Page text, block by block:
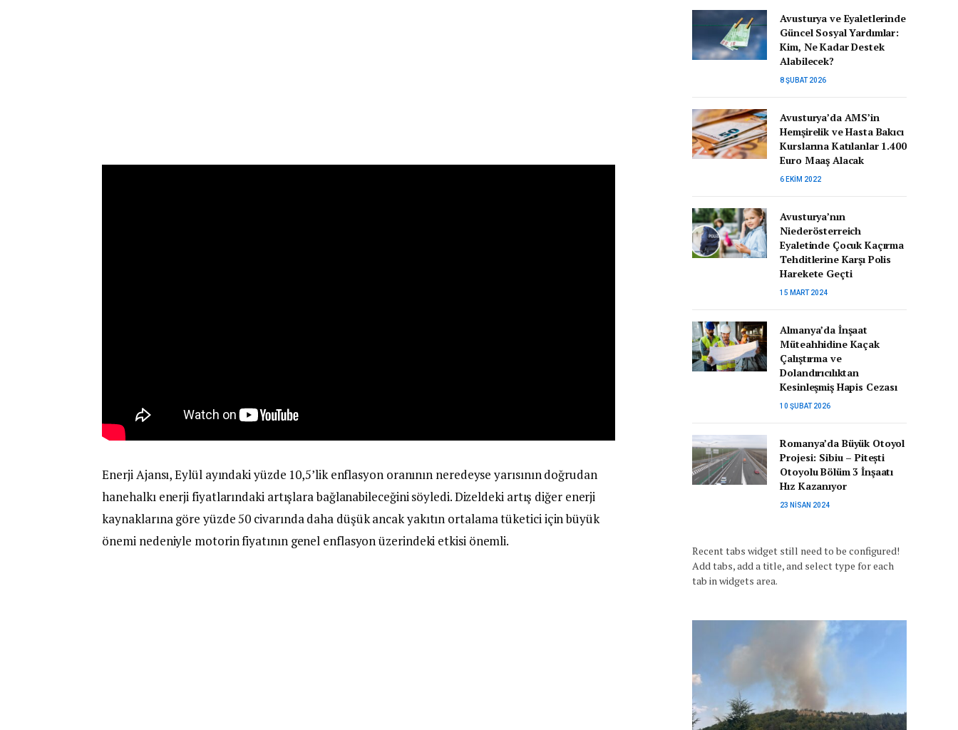
Enerji Ajansı, Eylül ayındaki yüzde 10,5’lik enflasyon oranının neredeyse yarısının doğrudan
hanehalkı enerji fiyatlarındaki artışlara bağlanabileceğini söyledi. Dizeldeki artış diğer enerji
kaynaklarına göre yüzde 50 civarında daha düşük ancak yakıtın ortalama tüketici için büyük
önemi nedeniyle motorin fiyatının genel enflasyon üzerindeki etkisi önemli.
Avusturya ve Eyaletlerinde
Güncel Sosyal Yardımlar:
Kim, Ne Kadar Destek
Alabilecek?
8 ŞUBAT 2026
Avusturya’da AMS’in
Hemşirelik ve Hasta Bakıcı
Kurslarına Katılanlar 1.400
Euro Maaş Alacak
6 EKIM 2022
Avusturya’nın
Niederösterreich
Eyaletinde Çocuk Kaçırma
Tehditlerine Karşı Polis
Harekete Geçti
15 MART 2024
Almanya’da İnşaat
Müteahhidine Kaçak
Çalıştırma ve
Dolandırıcılıktan
Kesinleşmiş Hapis Cezası
10 ŞUBAT 2026
Romanya’da Büyük Otoyol
Projesi: Sibiu – Pitești
Otoyolu Bölüm 3 İnşaatı
Hız Kazanıyor
23 NISAN 2024
Recent tabs widget still need to be configured!
Add tabs, add a title, and select type for each
tab in widgets area.